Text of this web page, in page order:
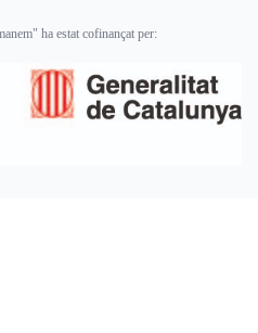
ha estat cofinançat per: